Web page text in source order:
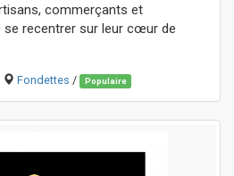
commerçants et
recentrer sur leur cœur de
Fondettes / Populaire